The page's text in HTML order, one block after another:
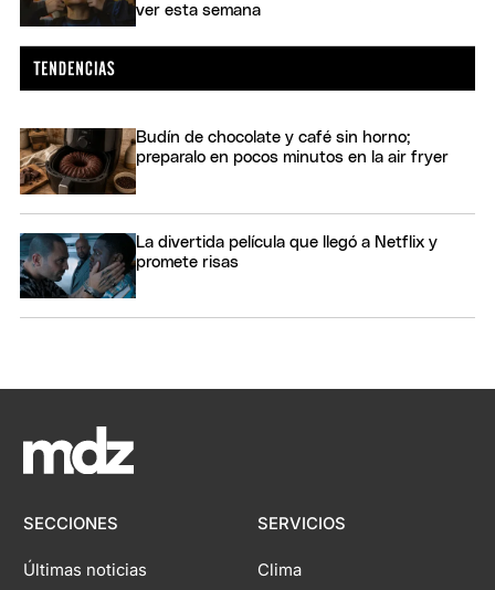
ver esta semana
Budín de chocolate y café sin horno;
preparalo en pocos minutos en la air fryer
La divertida película que llegó a Netflix y
promete risas
SECCIONES
Últimas noticias
SERVICIOS
Clima